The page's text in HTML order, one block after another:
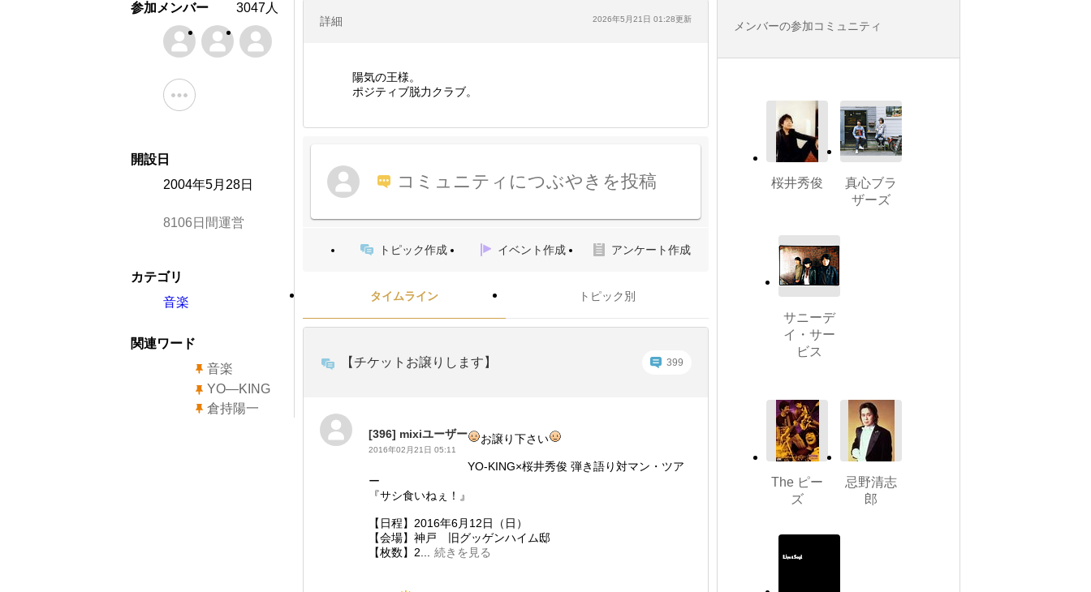
詳細 2026年5月21日 01:28更新
陽気の王様。
ポジティブ脱力クラブ。
コミュニティにつぶやきを投稿
トピック作成 イベント作成 アンケート作成
タイムライン トピック別
【チケットお譲りします】 399
[396] mixiユーザー
2016年02月21日 05:11
お譲り下さい
YO-KING×桜井秀俊 弾き語り対マン・ツア
ー
『サシ食いねぇ！』
【日程】2016年6月12日（日）
【会場】神戸 旧グッゲンハイム邸
【枚数】2...
続きを見る
参加メンバー 3047人
開設日
2004年5月28日
8106日間運営
カテゴリ
音楽
関連ワード
音楽
YO―KING
倉持陽一
メンバーの参加コミュニティ
桜井秀俊
真心ブラ
ザーズ
サニーデ
イ・サー
ビス
The ピー
ズ
忌野清志
郎